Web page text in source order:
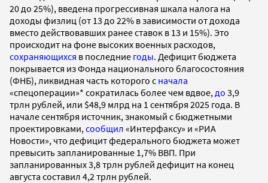
20 до 25%), введена прогрессивная шкала налога на
доходы физлиц (от 13 до 22% в зависимости от дохода
вместо действовавших ранее ставок в 13 и 15%). Это
происходит на фоне высоких военных расходов,
сохраняющихся в последние годы. Дефицит бюджета
покрывается из Фонда национального благосостояния
(ФНБ), ликвидная часть которого с начала
«спецоперации»* сократилась более чем вдвое, до 3,9
трлн рублей, или $48,9 млрд на 1 сентября 2025 года. В
начале сентября источник, знакомый с бюджетными
проектировками, сообщил «Интерфаксу» и «РИА
Новости», что дефицит федерального бюджета может
превысить запланированные 1,7% ВВП. При
запланированных 3,8 трлн рублей дефицит на конец
августа составил 4,2 трлн рублей.